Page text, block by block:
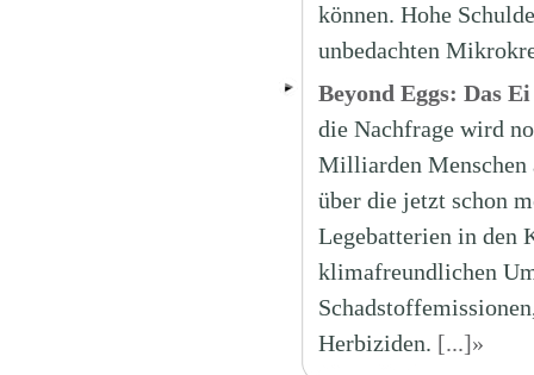
können. Hohe
unbedachten
Beyond Eggs: Das
die Nachfrage wird
Milliarden Menschen
über die jetzt schon
Legebatterien in den
klimafreundlichen
Herbiziden. [...]»